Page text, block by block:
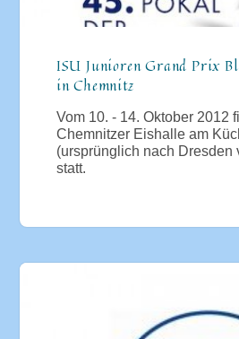
ISU Junioren Grand Prix
in Chemnitz
Vom 10. - 14. Oktober 2012
Chemnitzer Eishalle am
(ursprünglich nach Dresden
statt.